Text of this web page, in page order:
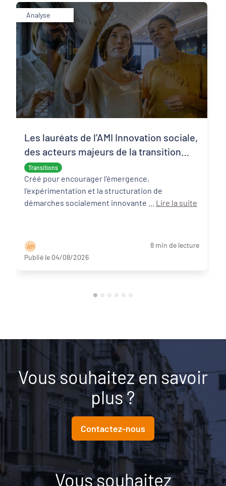
Analyse
Transitions
Les lauréats de l’AMI Innovation sociale,
des acteurs majeurs de la transition
écologique et sociale
Créé pour encourager l’émergence,
l’expérimentation et la structuration de
Lire la suite
A M
8 min de lecture
Publié le 04/08/2026
Vous souhaitez en savoir
plus ?
Contactez-nous
Vous souhaitez